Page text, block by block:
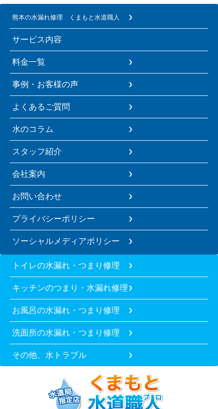
熊本の水漏れ修理 くまもと水道職人
サービス内容
料金一覧
事例・お客様の声
よくあるご質問
水のコラム
スタッフ紹介
会社案内
お問い合わせ
プライバシーポリシー
ソーシャルメディアポリシー
トイレの水漏れ・つまり修理
キッチンのつまり・水漏れ修理
お風呂の水漏れ・つまり修理
洗面所の水漏れ・つまり修理
その他、水トラブル